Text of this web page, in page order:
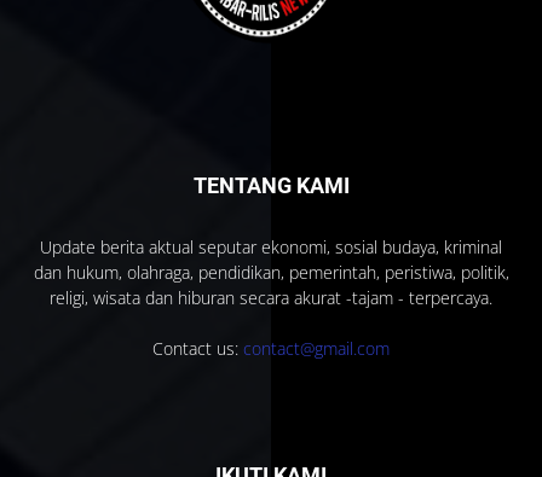
TENTANG KAMI
Update berita aktual seputar ekonomi, sosial budaya, kriminal
dan hukum, olahraga, pendidikan, pemerintah, peristiwa, politik,
religi, wisata dan hiburan secara akurat -tajam - terpercaya.
Contact us: contact@gmail.com